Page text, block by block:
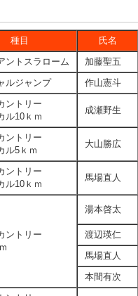
種目
氏名
ントスラローム
加藤聖五
ルジャンプ 作山憲斗
ントリー
ル10ｋｍ
成瀬野生
ントリー
ル5ｋｍ
大山勝広
ントリー
ル10ｋｍ
馬場直人
ントリー
湯本啓太
渡辺瑛仁
馬場直人
本間有次